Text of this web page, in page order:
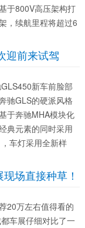
于800V高压架构打
，续航里程将超过6
内最吸引眼球的便
级大屏，其尺寸...
迎前来试驾
新车前脸部
驰GLS的硬派风格
于奔驰MHA模块化
典元素的同时采用
车灯采用全新样
场直接种草！
20万左右值得看的
车展仔细对比了一